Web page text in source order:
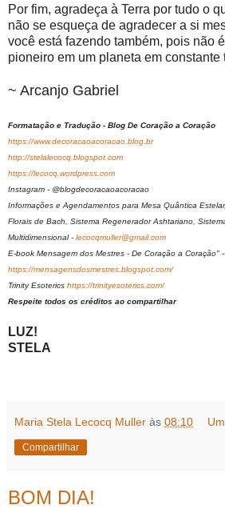
Por fim, agradeça à Terra por tudo o
não se esqueça de agradecer a si
você está fazendo também, pois não
pioneiro em um planeta em constante
~ Arcanjo Gabriel
Formatação e Tradução - Blog De Coração a Coração
https://www.decoracaoacoracao.blog.br
http://stelalecocq.blogspot.com
https://lecocq.wordpress.com
Instagram - @blogdecoracaoacoracao
Informações e Agendamentos para Mesa Quântica
Florais de Bach, Sistema Regenerador Ashtariano,
Multidimensional - lecocqmuller@gmail.com
E-book Mensagem dos Mestres - De Coração a Coração" -
https://mensagensdosmestres.blogspot.com/
Trinity Esoterics https://trinityesoterics.com/
Respeite todos os créditos ao compartilhar
LUZ!
STELA
Maria Stela Lecocq Muller às 08:10
Compartilhar
BOM DIA!